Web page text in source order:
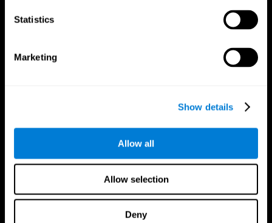
Statistics
Marketing
Show details
Allow all
Allow selection
Deny